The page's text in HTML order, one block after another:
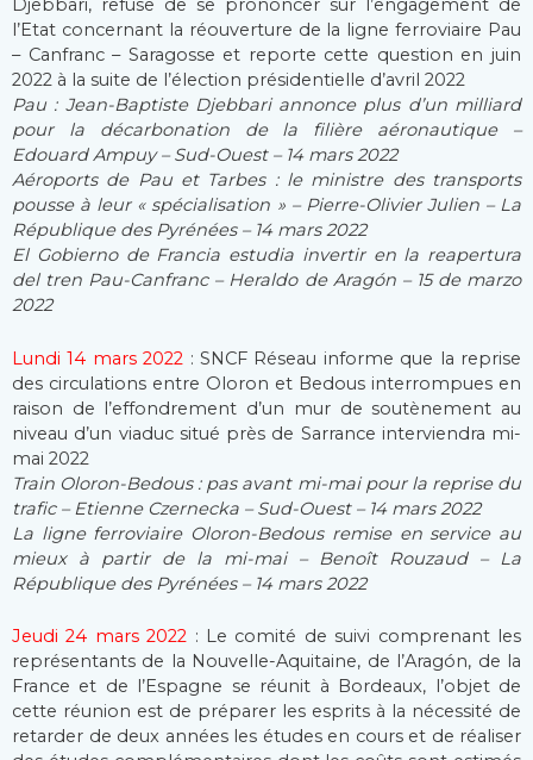
Djebbari, refuse de se prononcer sur l’engagement de
l’Etat concernant la réouverture de la ligne ferroviaire Pau
– Canfranc – Saragosse et reporte cette question en juin
2022 à la suite de l’élection présidentielle d’avril 2022
Pau : Jean-Baptiste Djebbari annonce plus d’un milliard
pour la décarbonation de la filière aéronautique –
Edouard Ampuy – Sud-Ouest – 14 mars 2022
Aéroports de Pau et Tarbes : le ministre des transports
pousse à leur « spécialisation » – Pierre-Olivier Julien – La
République des Pyrénées – 14 mars 2022
El Gobierno de Francia estudia invertir en la reapertura
del tren Pau-Canfranc – Heraldo de Aragón – 15 de marzo
2022
Lundi 14 mars 2022 : SNCF Réseau informe que la reprise
des circulations entre Oloron et Bedous interrompues en
raison de l’effondrement d’un mur de soutènement au
niveau d’un viaduc situé près de Sarrance interviendra mi-
mai 2022
Train Oloron-Bedous : pas avant mi-mai pour la reprise du
trafic – Etienne Czernecka – Sud-Ouest – 14 mars 2022
La ligne ferroviaire Oloron-Bedous remise en service au
mieux à partir de la mi-mai – Benoît Rouzaud – La
République des Pyrénées – 14 mars 2022
Jeudi 24 mars 2022 : Le comité de suivi comprenant les
représentants de la Nouvelle-Aquitaine, de l’Aragón, de la
France et de l’Espagne se réunit à Bordeaux, l’objet de
cette réunion est de préparer les esprits à la nécessité de
retarder de deux années les études en cours et de réaliser